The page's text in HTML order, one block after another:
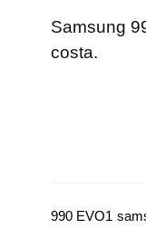
Samsung
costa.
990 EVO1